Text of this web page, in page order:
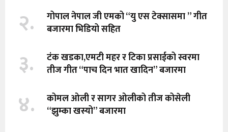
२.
गोपाल नेपाल जी एमको “यु एस टेक्सासमा ” गीत
बजारमा भिडियो सहित
३.
टंक खडका,एमटी महर र टिका प्रसाईको स्वरमा
तीज गीत “पाच दिन भात खादिन” बजारमा
४.
कोमल ओली र सागर ओलीको तीज कोसेली
“झुम्का खस्यो” बजारमा